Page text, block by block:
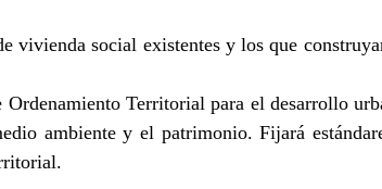
vivienda social existentes y los que
Territorial para el desarrollo
ambiente y el patrimonio. Fijará